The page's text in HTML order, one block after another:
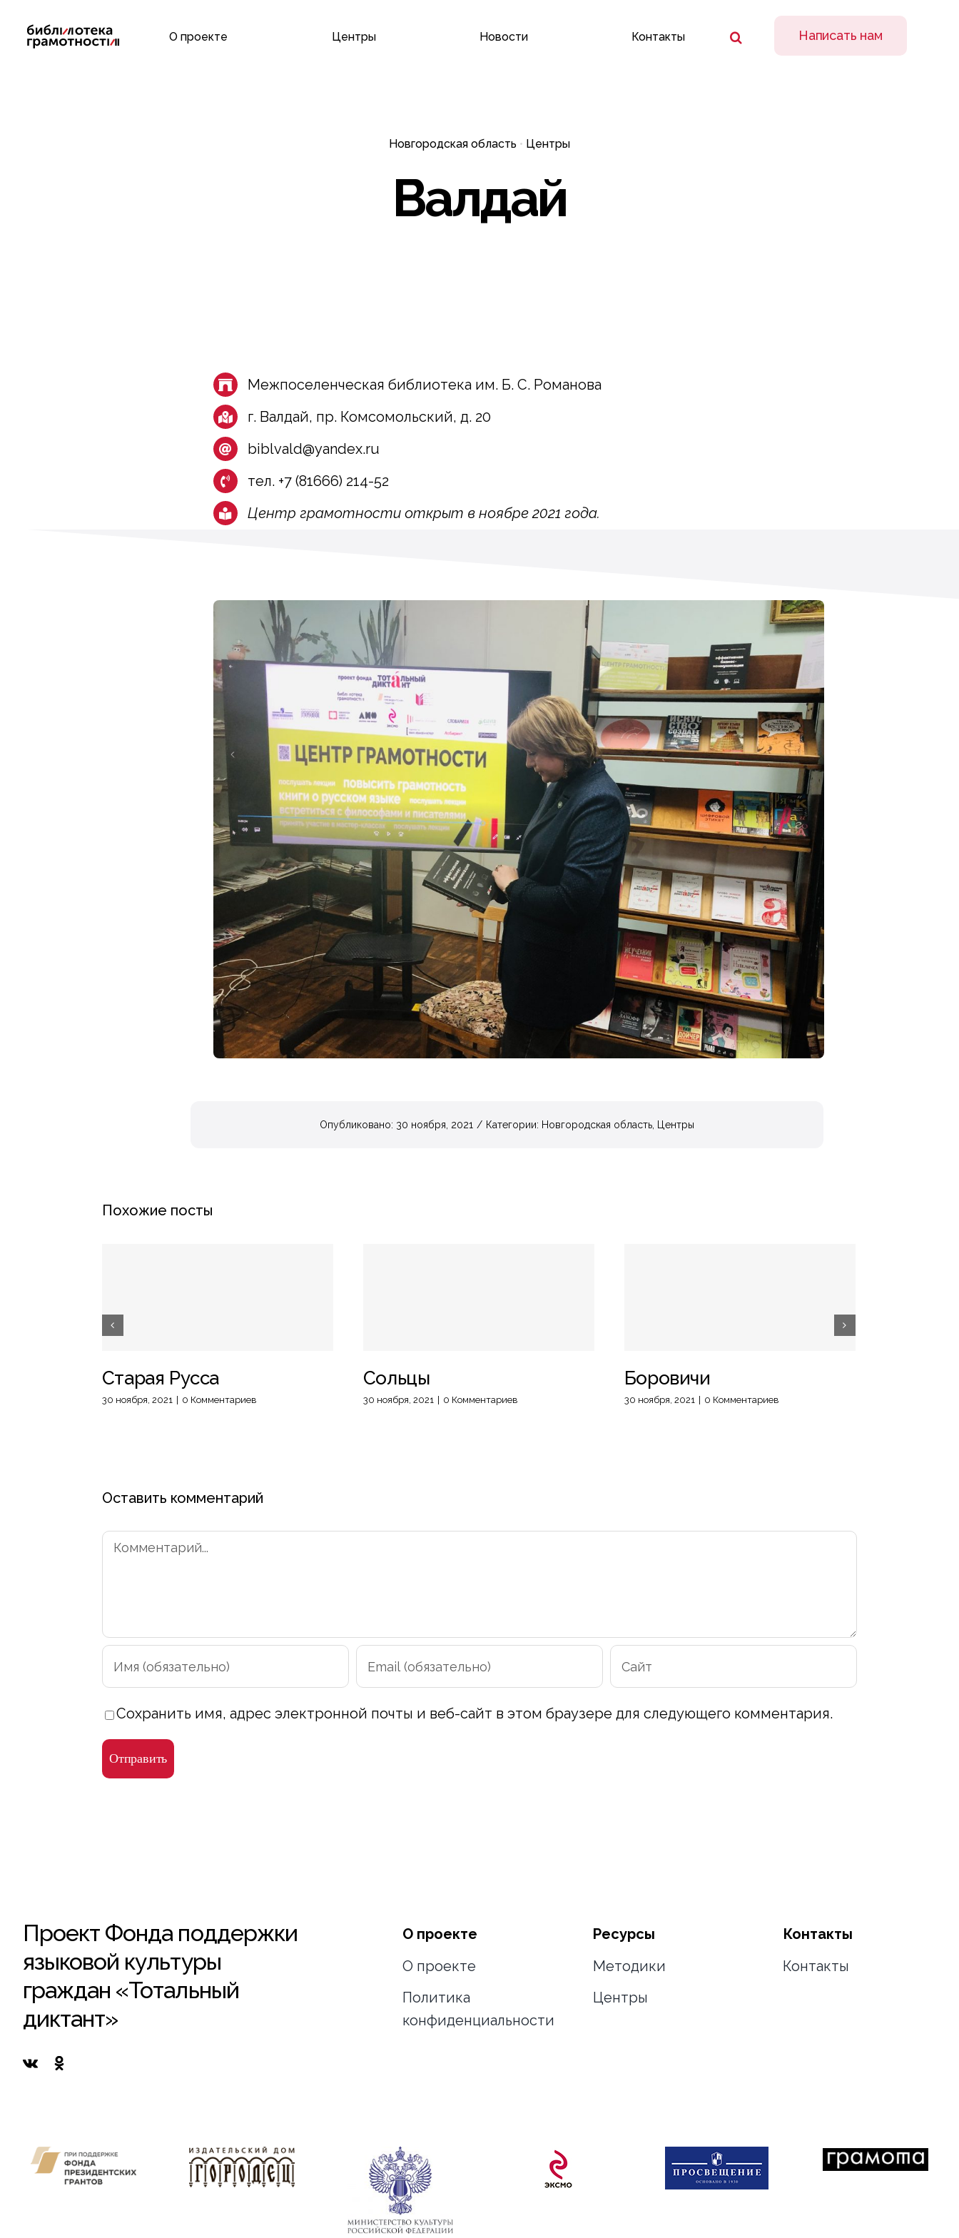
О проекте Центры Новости Контакты Написать нам
Новгородская область • Центры
Валдай
Межпоселенческая библиотека им. Б. С. Романова
г. Валдай, пр. Комсомольский, д. 20
biblvald@yandex.ru
тел. +7 (81666) 214-52
Центр грамотности открыт в ноябре 2021 года.
Опубликовано: 30 ноября, 2021 / Категории: Новгородская область, Центры
Похожие посты
Старая Русса
30 ноября, 2021 0 Комментариев
Сольцы
30 ноября, 2021 0 Комментариев
Боровичи
30 ноября, 2021 0 Комментариев
Оставить комментарий
Комментарий
Сохранить имя, адрес электронной почты и веб-сайт в этом браузере для следующего комментария.
Проект Фонда поддержки
языковой культуры
граждан «Тотальный
диктант»
О проекте
О проекте
Политика
конфиденциальности
Ресурсы
Методики
Центры
Контакты
Контакты